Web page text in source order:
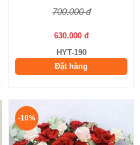
700.000 đ
630.000 đ
HYT-190
Đặt hàng
-10%